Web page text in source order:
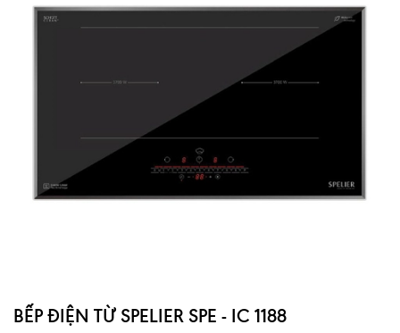
BẾP ĐIỆN TỪ SPELIER SPE - IC 1188